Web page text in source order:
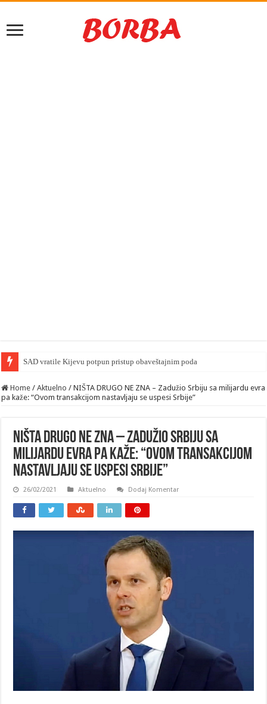
SAD vratile Kijevu potpun pristup obaveštajnim podacima — Politico
Home / Aktuelno / NIŠTA DRUGO NE ZNA – Zadužio Srbiju sa milijardu evra
pa kaže: “Ovom transakcijom nastavljaju se uspesi Srbije”
NIŠTA DRUGO NE ZNA – Zadužio Srbiju sa
milijardu evra pa kaže: “Ovom transakcijom
nastavljaju se uspesi Srbije”
26/02/2021 Aktuelno Dodaj Komentar